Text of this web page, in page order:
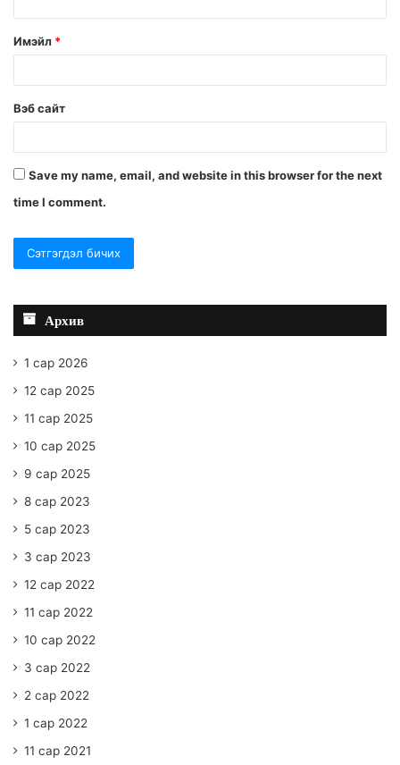
Имэйл *
Вэб сайт
Save my name, email, and website in this browser for the next
time I comment.
Архив
1 сар 2026
12 сар 2025
11 сар 2025
10 сар 2025
9 сар 2025
8 сар 2023
5 сар 2023
3 сар 2023
12 сар 2022
11 сар 2022
10 сар 2022
3 сар 2022
2 сар 2022
1 сар 2022
11 сар 2021